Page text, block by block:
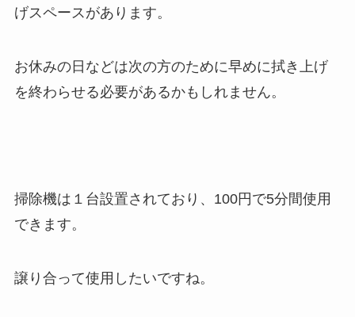
げスペースがあります。
お休みの日などは次の方のために早めに拭き上げ
を終わらせる必要があるかもしれません。
掃除機は１台設置されており、100円で5分間使用
できます。
譲り合って使用したいですね。